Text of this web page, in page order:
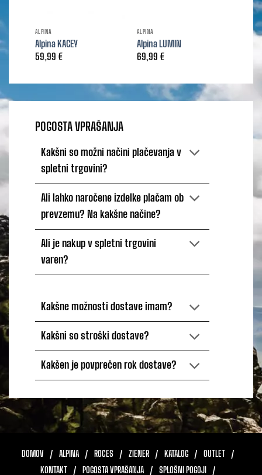
ALPINA
Alpina KACEY
59,99 €
ALPINA
Alpina LUMIN
69,99 €
ALPINA
POGOSTA VPRAŠANJA
Kakšni so možni načini plačevanja v
spletni trgovini?
Ali lahko naročene izdelke plačam ob
prevzemu? Na kakšne načine?
Ali je nakup v spletni trgovini
varen?
Kakšne možnosti dostave imam?
Kakšni so stroški dostave?
Kakšen je povprečen rok dostave?
DOMOV ALPINA ROCES ZIENER KATALOG
OUTLET
KONTAKT
POGOSTA VPRAŠANJA SPLOŠNI POGOJI